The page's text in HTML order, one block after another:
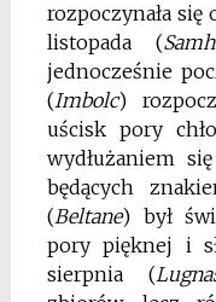
rozpoczynała
listopada (
jednocześnie
(Imbolc)
uścisk pory
wydłużaniem
będących
(Beltane) był
pory pięknej i
sierpnia (